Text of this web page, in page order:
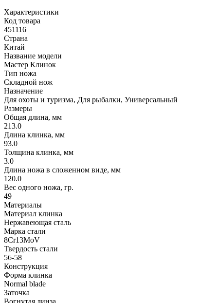
Характеристики
Код товара
451116
Страна
Китай
Название модели
Мастер Клинок
Тип ножа
Складной нож
Назначение
Для охоты и туризма, Для рыбалки, Универсальный
Размеры
Общая длина, мм
213.0
Длина клинка, мм
93.0
Толщина клинка, мм
3.0
Длина ножа в сложенном виде, мм
120.0
Вес одного ножа, гр.
49
Материалы
Материал клинка
Нержавеющая сталь
Марка стали
8Cr13MoV
Твердость стали
56-58
Конструкция
Форма клинка
Normal blade
Заточка
Вогнутая линза